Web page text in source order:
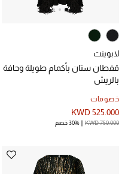
لابوينت
قفطان ستان بأكمام طويلة وحافة
بالريش
خصومات
KWD 525.000
KWD 750.000 30% خصم